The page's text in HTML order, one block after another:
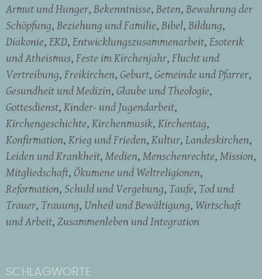
Armut und Hunger Bekenntnisse Beten Bewahrung der
Schöpfung Beziehung und Familie Bibel Bildung
Diakonie EKD Entwicklungszusammenarbeit Esoterik
und Atheismus Feste im Kirchenjahr Flucht und
Vertreibung Freikirchen Geburt Gemeinde und Pfarrer
Gesundheit und Medizin Glaube und Theologie
Gottesdienst Kinder- und Jugendarbeit
Kirchengeschichte Kirchenmusik Kirchentag
Konfirmation Krieg und Frieden Kultur Landeskirchen
Leiden und Krankheit Medien Menschenrechte Mission
Mitgliedschaft Ökumene und Weltreligionen
Reformation Schuld und Vergebung Taufe Tod und
Trauer Trauung Unheil und Bewältigung Wirtschaft
und Arbeit Zusammenleben und Integration
SCHLAGWORTE